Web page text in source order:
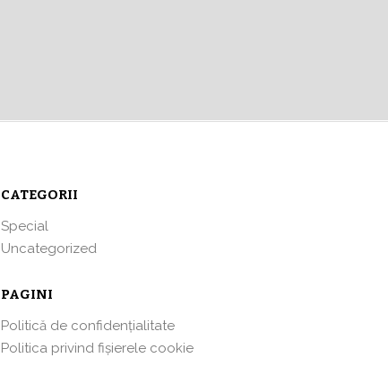
CATEGORII
Special
Uncategorized
PAGINI
Politică de confidențialitate
Politica privind fișierele cookie